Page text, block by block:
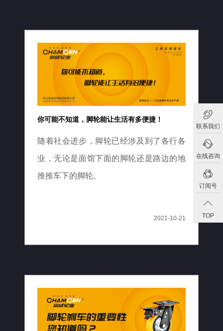
联系我们
在线咨询
订阅号
TOP
你可能不知道，脚轮能让生活有多便捷！
随着社会进步，脚轮已经涉及到了各行各
业，无论是面馆下面的脚轮还是路边的地
推推车下的脚轮。
2021-10-21